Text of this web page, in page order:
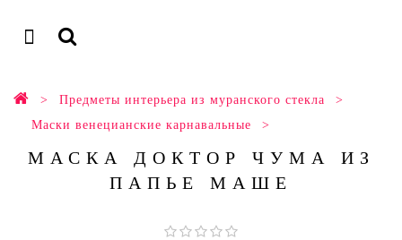
Предметы интерьера из муранского стекла
Маски венецианские карнавальные
МАСКА ДОКТОР ЧУМА ИЗ
ПАПЬЕ МАШЕ